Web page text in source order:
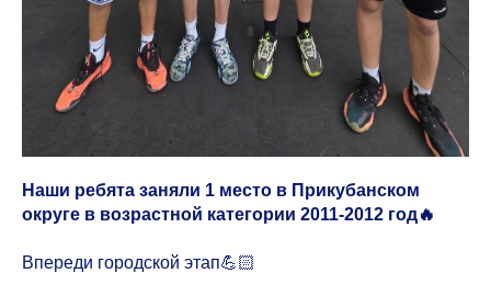
Наши ребята заняли 1 место в Прикубанском
округе в возрастной категории 2011-2012 год🔥
Впереди городской этап💪🏻